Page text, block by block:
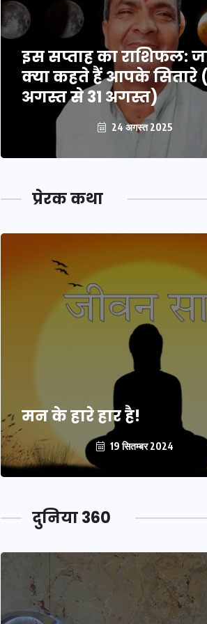
इस सप्ताह का राशिफल:
क्या कहते हैं आपके सितारे
अगस्त से 31 अगस्त)
24 अगस्त 2025
प्रेरक कथा
मन के हारे हार है!
19 सितम्बर 2024
दुनिया 360